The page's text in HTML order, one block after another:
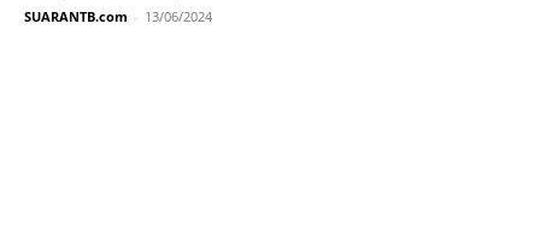
SUARANTB.com - 13/06/2024